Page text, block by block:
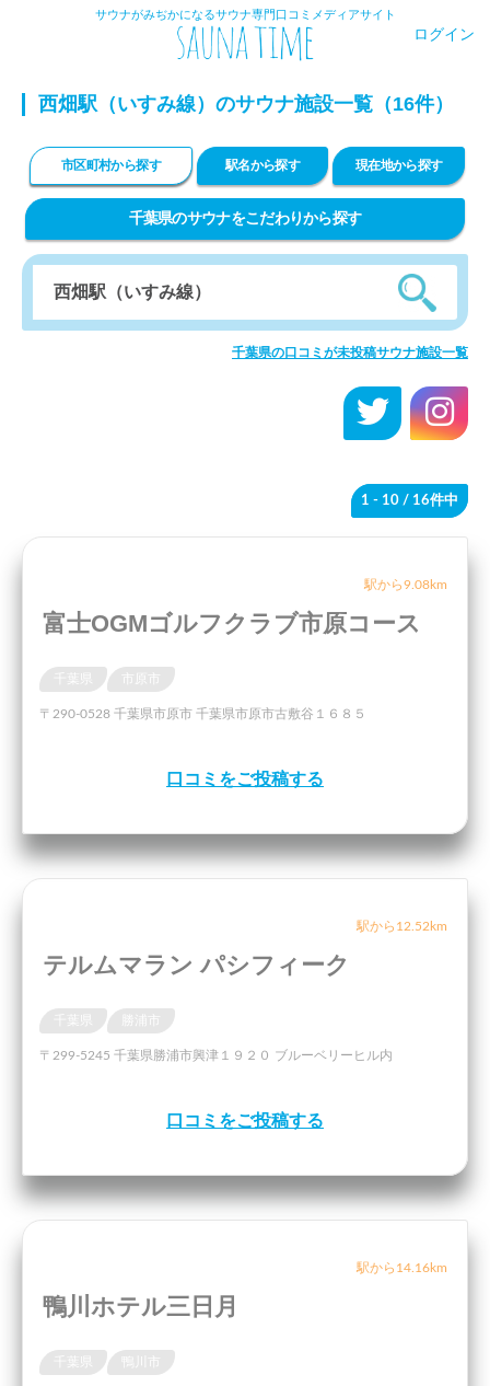
サウナがみぢかになるサウナ専門口コミメディアサイト
ログイン
西畑駅（いすみ線）のサウナ施設一覧（16件）
市区町村から探す 駅名から探す 現在地から探す
千葉県のサウナをこだわりから探す
千葉県の口コミが未投稿サウナ施設一覧
1 - 10 / 16件中
駅から9.08km
富士OGMゴルフクラブ市原コース
千葉県
〒290-0528 千葉県市原市 千葉県市原市古敷谷１６８５
口コミをご投稿する
駅から12.52km
テルムマラン パシフィーク
千葉県
〒299-5245 千葉県勝浦市興津１９２０ ブルーベリーヒル内
口コミをご投稿する
駅から14.16km
鴨川ホテル三日月
千葉県